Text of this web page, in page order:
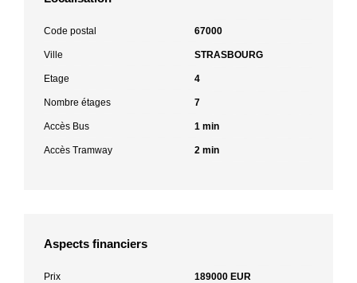
Code postal 67000
Ville STRASBOURG
Etage 4
Nombre étages 7
Accès Bus 1 min
Accès Tramway 2 min
Aspects financiers
Prix 189000 EUR